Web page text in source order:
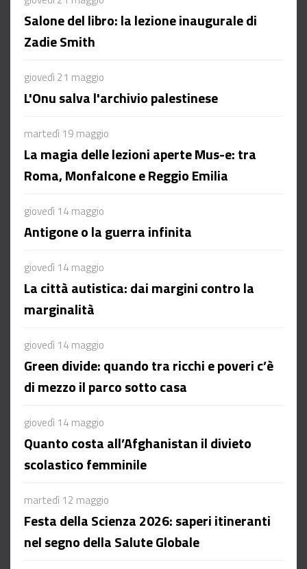
Salone del libro: la lezione inaugurale di
Zadie Smith
giovedì 21 maggio
L'Onu salva l'archivio palestinese
martedì 19 maggio
La magia delle lezioni aperte Mus-e: tra
Roma, Monfalcone e Reggio Emilia
giovedì 14 maggio
Antigone o la guerra infinita
giovedì 14 maggio
La città autistica: dai margini contro la
marginalità
giovedì 14 maggio
Green divide: quando tra ricchi e poveri c’è
di mezzo il parco sotto casa
giovedì 14 maggio
Quanto costa all’Afghanistan il divieto
scolastico femminile
martedì 12 maggio
Festa della Scienza 2026: saperi itineranti
nel segno della Salute Globale